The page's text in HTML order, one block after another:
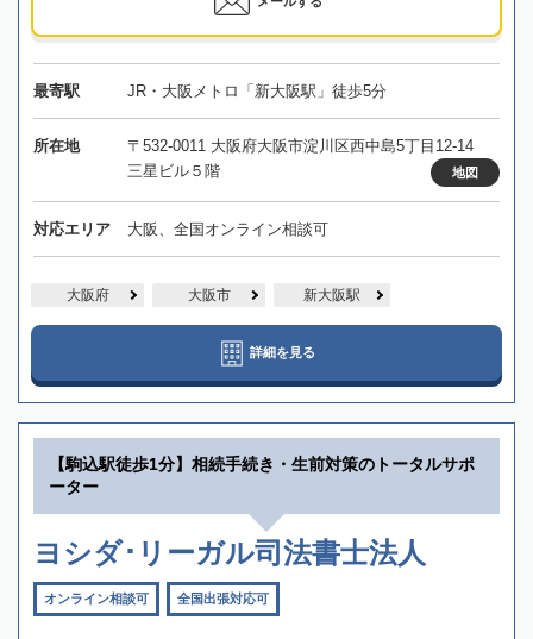
最寄駅 JR・大阪メトロ「新大阪駅」徒歩5分
所在地
〒532-0011 大阪府大阪市淀川区西中島5丁目12-14
三星ビル５階
地図
対応エリア 大阪、全国オンライン相談可
大阪府 大阪市 新大阪駅
詳細を見る
【駒込駅徒歩1分】相続手続き・生前対策のトータルサポ
ーター
ヨシダ･リーガル司法書士法人
オンライン相談可 全国出張対応可